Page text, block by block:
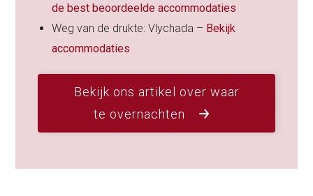
de best beoordeelde accommodaties
Weg van de drukte: Vlychada – Bekijk
accommodaties
Bekijk ons artikel over waar
te overnachten